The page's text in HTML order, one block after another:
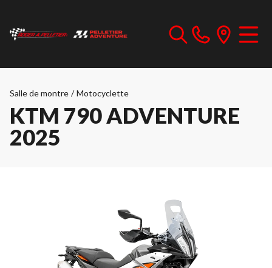
Salle de montre / Motocyclette
KTM 790 ADVENTURE
2025